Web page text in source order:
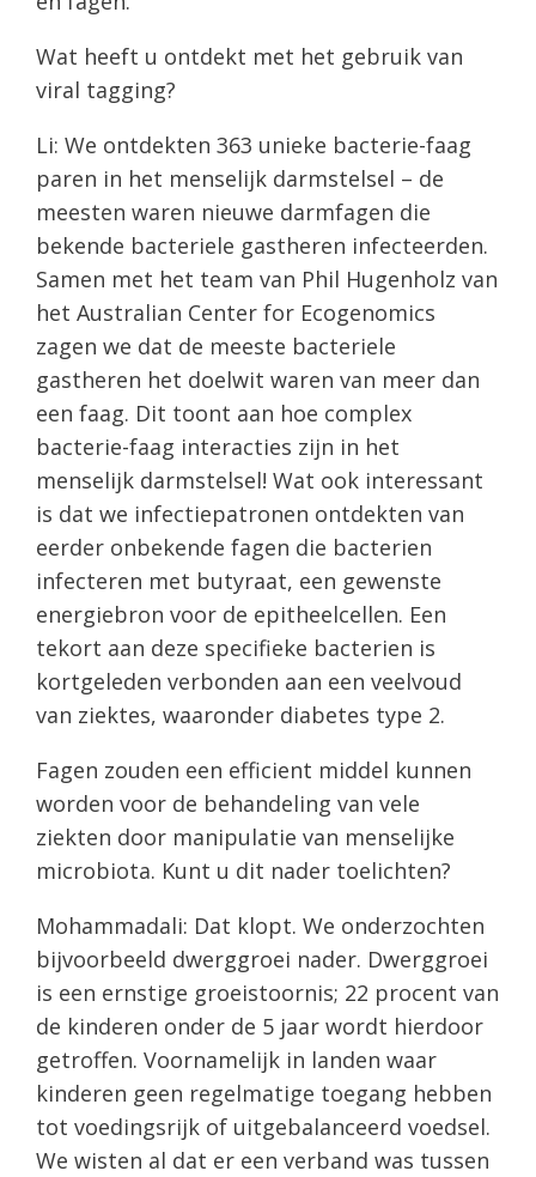
Wat heeft u ontdekt met het gebruik van
viral tagging?
Li: We ontdekten 363 unieke bacterie-faag
paren in het menselijk darmstelsel – de
meesten waren nieuwe darmfagen die
bekende bacteriele gastheren infecteerden.
Samen met het team van Phil Hugenholz van
het Australian Center for Ecogenomics
zagen we dat de meeste bacteriele
gastheren het doelwit waren van meer dan
een faag. Dit toont aan hoe complex
bacterie-faag interacties zijn in het
menselijk darmstelsel! Wat ook interessant
is dat we infectiepatronen ontdekten van
eerder onbekende fagen die bacterien
infecteren met butyraat, een gewenste
energiebron voor de epitheelcellen. Een
tekort aan deze specifieke bacterien is
kortgeleden verbonden aan een veelvoud
van ziektes, waaronder diabetes type 2.
Fagen zouden een efficient middel kunnen
worden voor de behandeling van vele
ziekten door manipulatie van menselijke
microbiota. Kunt u dit nader toelichten?
Mohammadali: Dat klopt. We onderzochten
bijvoorbeeld dwerggroei nader. Dwerggroei
is een ernstige groeistoornis; 22 procent van
de kinderen onder de 5 jaar wordt hierdoor
getroffen. Voornamelijk in landen waar
kinderen geen regelmatige toegang hebben
tot voedingsrijk of uitgebalanceerd voedsel.
We wisten al dat er een verband was tussen